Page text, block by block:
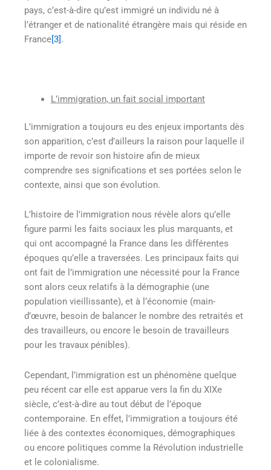
pays, c’est-à-dire qu’est immigré un individu né à
l’étranger et de nationalité étrangère mais qui réside en
France[3].
L’immigration, un fait social important
L’immigration a toujours eu des enjeux importants dès
son apparition, c’est d’ailleurs la raison pour laquelle il
importe de revoir son histoire afin de mieux
comprendre ses significations et ses portées selon le
contexte, ainsi que son évolution.
L’histoire de l’immigration nous révèle alors qu’elle
figure parmi les faits sociaux les plus marquants, et
qui ont accompagné la France dans les différentes
époques qu’elle a traversées. Les principaux faits qui
ont fait de l’immigration une nécessité pour la France
sont alors ceux relatifs à la démographie (une
population vieillissante), et à l’économie (main-
d’œuvre, besoin de balancer le nombre des retraités et
des travailleurs, ou encore le besoin de travailleurs
pour les travaux pénibles).
Cependant, l’immigration est un phénomène quelque
peu récent car elle est apparue vers la fin du XIXe
siècle, c’est-à-dire au tout début de l’époque
contemporaine. En effet, l’immigration a toujours été
liée à des contextes économiques, démographiques
ou encore politiques comme la Révolution industrielle
et le colonialisme.